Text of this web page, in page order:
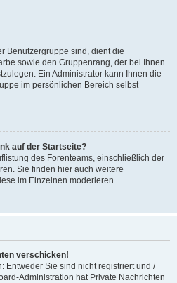
Benutzergruppe sind, dient die
sowie den Gruppenrang, der bei Ihnen
Ein Administrator kann Ihnen die
im persönlichen Bereich selbst
auf der Startseite?
des Forenteams, einschließlich der
Sie finden hier auch weitere
im Einzelnen moderieren.
verschicken!
Entweder Sie sind nicht registriert und /
Administration hat Private Nachrichten